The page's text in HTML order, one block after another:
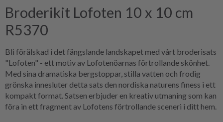
Broderikit Lofoten 10 x 10 cm
R5370
Bli förälskad i det fängslande landskapet med vårt broderisats
"Lofoten" - ett motiv av Lofotenöarnas förtrollande skönhet.
Med sina dramatiska bergstoppar, stilla vatten och frodig
grönska innesluter detta sats den nordiska naturens finess i ett
kompakt format. Satsen erbjuder en kreativ utmaning som kan
föra in ett fragment av Lofotens förtrollande sceneri i ditt hem.